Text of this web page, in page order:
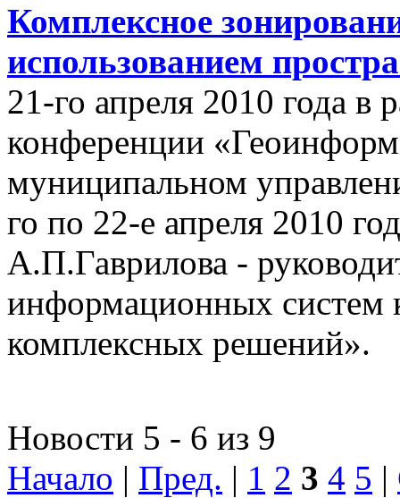
Комплексное
использованием
21-го апреля 2010 года в
конференции
муниципальном
го по 22-е апреля 2010
А.П.Гаврилова -
информационных систем
комплексных решений».
Новости 5 - 6 из 9
Начало | Пред. | 1 2 3 4 5 |